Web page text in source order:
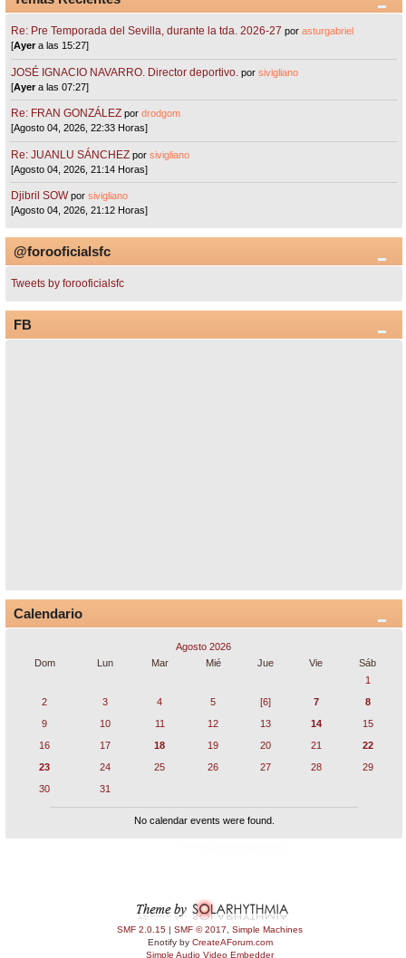
Re: Pre Temporada del Sevilla, durante la tda. 2026-27 porasturgabriel
[Ayera las 15:27]
JOSÉ IGNACIO NAVARRO. Director deportivo. porsivigliano
[Ayera las 07:27]
Re: FRAN GONZÁLEZ pordrodgom
[Agosto 04, 2026, 22:33 Horas]
Re: JUANLU SÁNCHEZ porsivigliano
[Agosto 04, 2026, 21:14 Horas]
Djibril SOW porsivigliano
[Agosto 04, 2026, 21:12 Horas]
@forooficialsfc
Tweets by forooficialsfc
FB
Calendario
Agosto 2026
Dom
Lun Mar Mié Jue Vie
Sáb
1
2
3 4 5 [6] 7
8
9
10 11 12 13 14
15
16
17 18 19 20 21
22
23
24 25 26 27 28
29
30
31
No calendar events were found.
SMF 2.0.15 | SMF © 2017
Simple Machines
Enotify by CreateAForum.com
Simple Audio Video Embedder